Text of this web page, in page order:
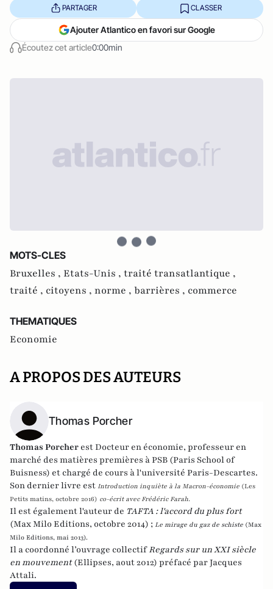
Écoutez cet article0:00min
PARTAGER CLASSER
Ajouter Atlantico en favori sur Google
MOTS-CLES
Bruxelles , Etats-Unis , traité transatlantique ,
traité , citoyens , norme , barrières , commerce
THEMATIQUES
Economie
A PROPOS DES AUTEURS
Thomas Porcher
Thomas Porcher est Docteur en économie, professeur en
marché des matières premières à PSB (Paris School of
Buisness) et chargé de cours à l'université Paris-Descartes.
Son dernier livre est Introduction inquiète à la Macron-économie (Les
Petits matins, octobre 2016) co-écrit avec Frédéric Farah.
Il est également l'auteur de TAFTA : l'accord du plus fort
(Max Milo Editions, octobre 2014) ; Le mirage du gaz de schiste (Max
Milo Editions, mai 2013).
Il a coordonné l’ouvrage collectifRegards sur un XXI siècle
en mouvement(Ellipses, aout 2012) préfacé par Jacques
Attali.